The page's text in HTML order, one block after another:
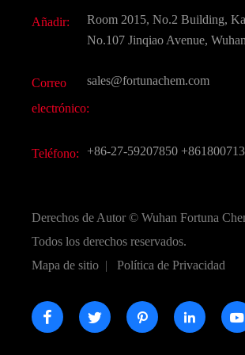
Sabores y fragancias
CAS químico
Todos los productos químicos finos
Preguntas frecuentes (FAQ)
Añadir:
Room 2015, No.2 Building,
No.107 Jinqiao Avenue,
Correo
electrónico:
sales@fortunachem.com
Teléfono: +86-27-59207850
Derechos de Autor © Wuhan Fortuna
Todos los derechos reservados.
Mapa de sitio | Política de Privacidad
    